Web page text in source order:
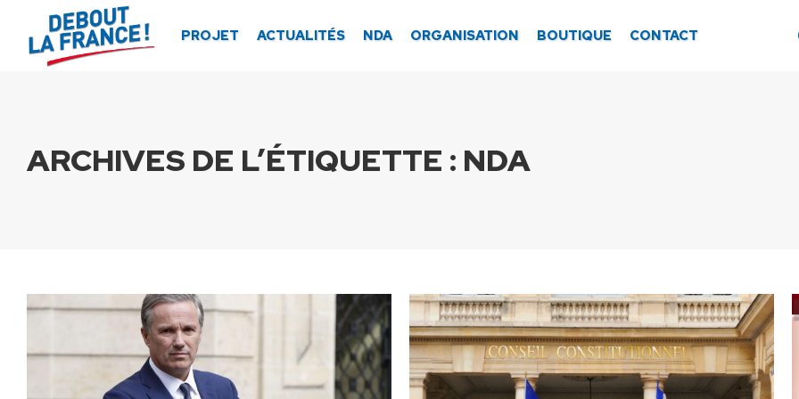
PROJET ACTUALITÉS NDA ORGANISATION BOUTIQUE CONTACT
ARCHIVES DE L’ÉTIQUETTE : NDA
Panneau de gestion des cookies